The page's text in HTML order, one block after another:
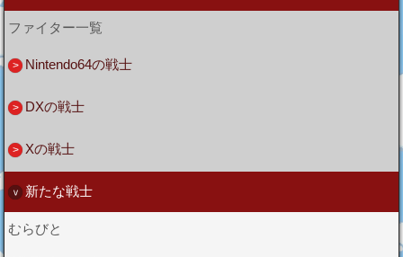
ファイター一覧
Nintendo64の戦士
DXの戦士
Xの戦士
新たな戦士
むらびと